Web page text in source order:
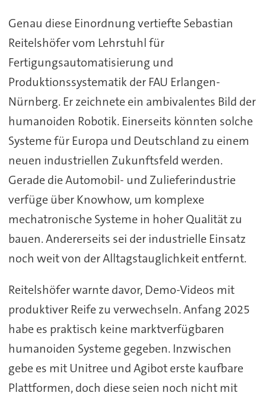
Genau diese Einordnung vertiefte Sebastian
Reitelshöfer vom Lehrstuhl für
Fertigungsautomatisierung und
Produktionssystematik der FAU Erlangen-
Nürnberg. Er zeichnete ein ambivalentes Bild der
humanoiden Robotik. Einerseits könnten solche
Systeme für Europa und Deutschland zu einem
neuen industriellen Zukunftsfeld werden.
Gerade die Automobil- und Zulieferindustrie
verfüge über Knowhow, um komplexe
mechatronische Systeme in hoher Qualität zu
bauen. Andererseits sei der industrielle Einsatz
noch weit von der Alltagstauglichkeit entfernt.
Reitelshöfer warnte davor, Demo-Videos mit
produktiver Reife zu verwechseln. Anfang 2025
habe es praktisch keine marktverfügbaren
humanoiden Systeme gegeben. Inzwischen
gebe es mit Unitree und Agibot erste kaufbare
Plattformen, doch diese seien noch nicht mit